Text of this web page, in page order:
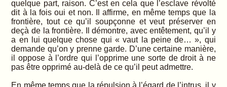
quelque part, raison. C’est en cela que l’esclave révolté
dit à la fois oui et non. Il affirme, en même temps que la
frontière, tout ce qu’il soupçonne et veut préserver en
deçà de la frontière. Il démontre, avec entêtement, qu’il y
a en lui quelque chose qui « vaut la peine de… », qui
demande qu’on y prenne garde. D’une certaine manière,
il oppose à l’ordre qui l’opprime une sorte de droit à ne
pas être opprimé au-delà de ce qu’il peut admettre.
En même temps que la répulsion à l’égard de l’intrus, il y